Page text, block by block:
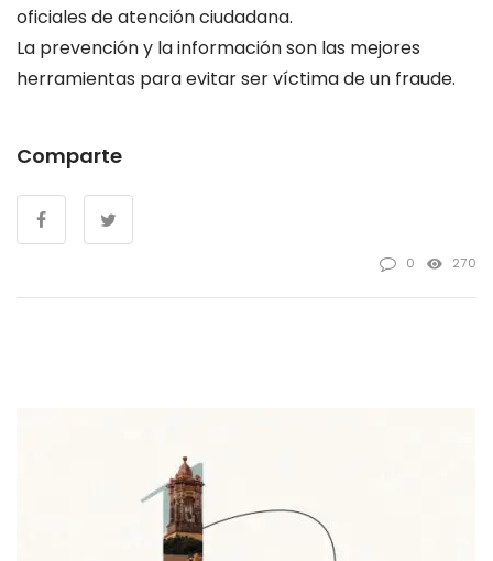
oficiales de atención ciudadana.
La prevención y la información son las mejores
herramientas para evitar ser víctima de un fraude.
Comparte
0 270